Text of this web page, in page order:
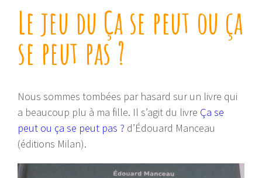
Le jeu du Ça se peut ou ça
se peut pas ?
Nous sommes tombées par hasard sur un livre qui
a beaucoup plu à ma fille. Il s’agit du livre Ça se
peut ou ça se peut pas ? d’Édouard Manceau
(éditions Milan).